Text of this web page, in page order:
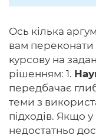
Ось кілька
вам
курсову на
рішенням: 1.
передбачає
теми з
підходів. Якщо
недостатньо